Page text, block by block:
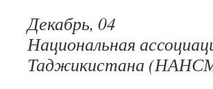
Декабрь, 04
Национальная
Таджикистана